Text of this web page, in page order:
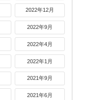
2022年12月
2022年9月
2022年4月
2022年1月
2021年9月
2021年6月